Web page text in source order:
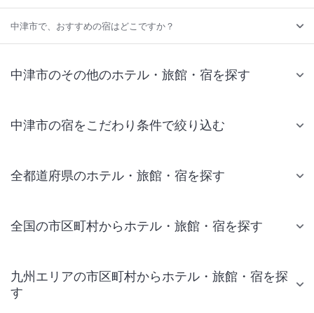
中津市で、おすすめの宿はどこですか？
中津市のその他のホテル・旅館・宿を探す
中津市の宿をこだわり条件で絞り込む
全都道府県のホテル・旅館・宿を探す
全国の市区町村からホテル・旅館・宿を探す
九州エリアの市区町村からホテル・旅館・宿を探
す